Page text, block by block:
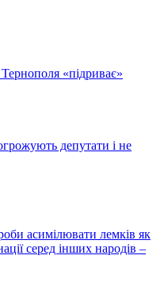
«підриває»
депутати і не
асимілювати лемків як
серед інших народів –